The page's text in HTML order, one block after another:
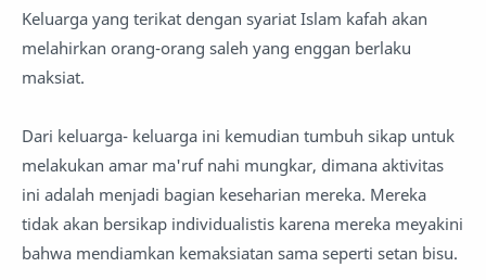
Keluarga yang terikat dengan syariat Islam kafah akan
melahirkan orang-orang saleh yang enggan berlaku
maksiat.
Dari keluarga- keluarga ini kemudian tumbuh sikap untuk
melakukan amar ma'ruf nahi mungkar, dimana aktivitas
ini adalah menjadi bagian keseharian mereka. Mereka
tidak akan bersikap individualistis karena mereka meyakini
bahwa mendiamkan kemaksiatan sama seperti setan bisu.